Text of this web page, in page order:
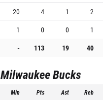
20 4 1 2
1 0 0 1
- 113 19 40
Milwaukee Bucks
Min Pts Ast Reb